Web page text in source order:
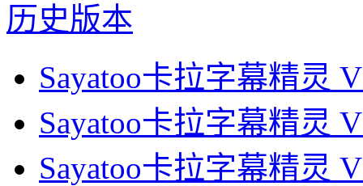
历史版本
Sayatoo卡拉字幕精灵
Sayatoo卡拉字幕精灵
Sayatoo卡拉字幕精灵